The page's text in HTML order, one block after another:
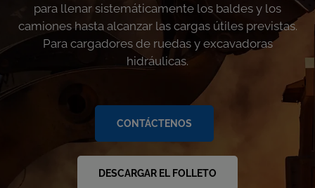
para llenar sistemáticamente los baldes y los
camiones hasta alcanzar las cargas útiles previstas.
Para cargadores de ruedas y excavadoras
hidráulicas.
CONTÁCTENOS
DESCARGAR EL FOLLETO